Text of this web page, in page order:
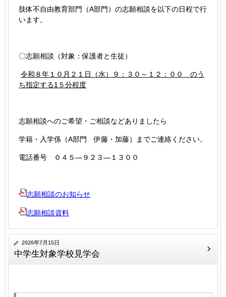
肢体不自由教育部門（A部門）の志願相談を以下の日程で行
います。
〇志願相談（対象：保護者と生徒）
令和８年１０月２１日（水）９：３０～１２：００ のう
ち指定する1５分程度
志願相談へのご希望・ご相談などありましたら
学籍・入学係（A部門 伊藤・加藤）までご連絡ください。
電話番号 ０４５―９２３―１３００
志願相談のお知らせ
志願相談資料
2026年7月15日
中学生対象学校見学会